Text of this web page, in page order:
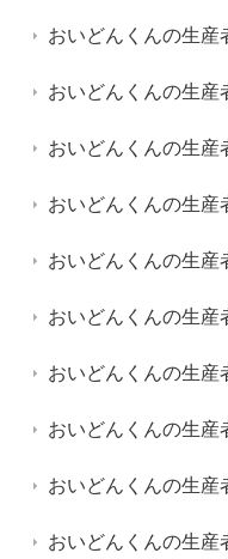
おいどんくんの生産
おいどんくんの生産
おいどんくんの生産
おいどんくんの生産
おいどんくんの生産
おいどんくんの生産
おいどんくんの生産
おいどんくんの生産
おいどんくんの生産
おいどんくんの生産